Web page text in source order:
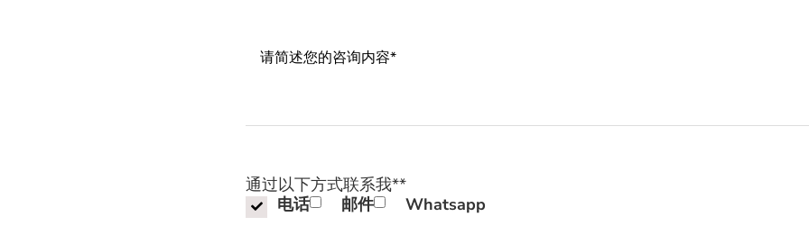
Messages
通过以下方式联系我**
电话
邮件 Whatsapp